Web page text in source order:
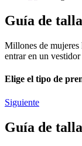
Guía de
Millones de mujeres
entrar en un vestidor
Elige el tipo de
Siguiente
Guía de